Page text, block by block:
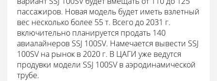
пассажиров. Новая модель будет иметь взлетный
вес несколько более 55 т. Всего до 2031 г.
включительно планируется продать 140
авиалайнеров SSJ 100SV. Намечается вывести SSJ
100SV на рынок в 2020 г. В ЦАГИ уже ведутся
продувки модели SSJ 100SV в аэродинамической
трубе.